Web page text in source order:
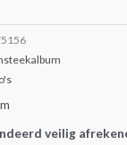
veilig